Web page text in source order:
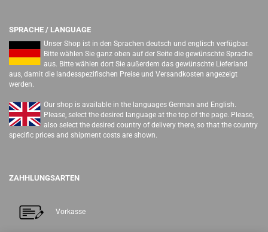
SPRACHE / LANGUAGE
Unser Shop ist in den Sprachen deutsch und englisch verfügbar.
Bitte wählen Sie ganz oben auf der Seite die gewünschte Sprache
aus. Bitte wählen dort Sie außerdem das gewünschte Lieferland
aus, damit die landesspezifischen Preise und Versandkosten angezeigt
werden.
Our shop is available in the languages German and English.
Please, select the desired language at the top of the page. Please,
also select the desired country of delivery there, so that the country
specific prices and shipment costs are shown.
ZAHHLUNGSARTEN
Vorkasse